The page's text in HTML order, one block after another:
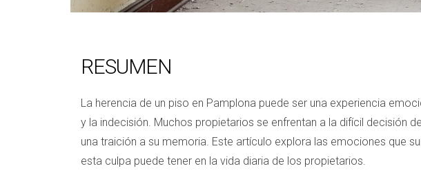
RESUMEN
La herencia de un piso en Pamplona puede ser una experiencia
y la indecisión. Muchos propietarios se enfrentan a la difícil decisión
una traición a su memoria. Este artículo explora las emociones que
esta culpa puede tener en la vida diaria de los propietarios.